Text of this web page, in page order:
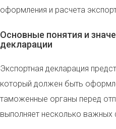
оформления и расчета
Основные понятия и
декларации
Экспортная декларация
который должен быть
таможенные органы перед
выполняет несколько важных